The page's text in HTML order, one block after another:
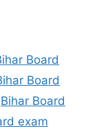
Board
Board
Bihar Board
exam